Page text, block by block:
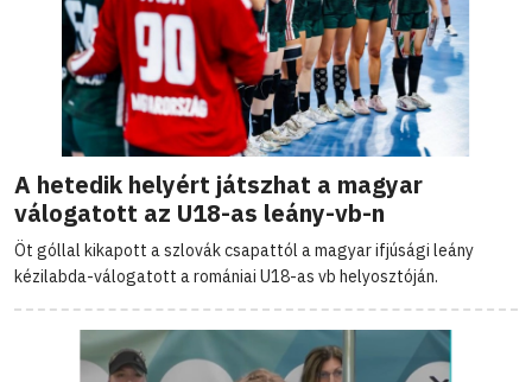
A hetedik helyért játszhat a magyar
válogatott az U18-as leány-vb-n
Öt góllal kikapott a szlovák csapattól a magyar ifjúsági leány
kézilabda-válogatott a romániai U18-as vb helyosztóján.